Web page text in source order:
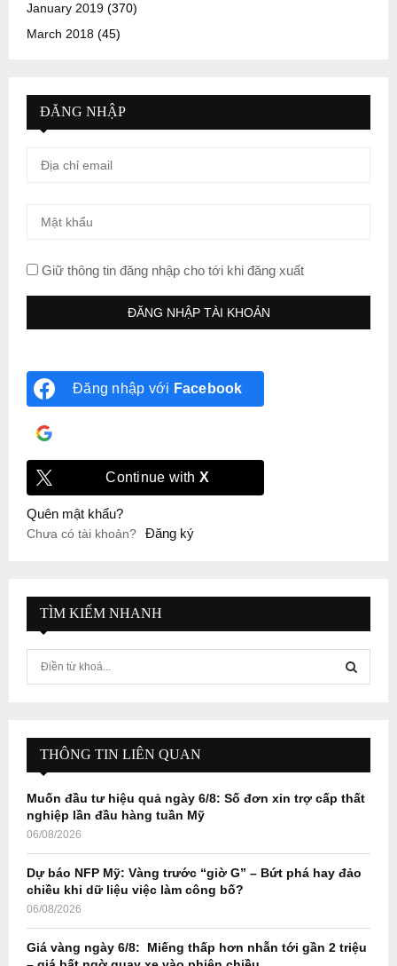
January 2019 (370)
March 2018 (45)
ĐĂNG NHẬP
Giữ thông tin đăng nhập cho tới khi đăng xuất
Đăng nhập với Facebook
Continue with X
Quên mật khẩu?
Chưa có tài khoản? Đăng ký
TÌM KIẾM NHANH
f
r
E
A
H
THÔNG TIN LIÊN QUAN
Muốn đầu tư hiệu quả ngày 6/8: Số đơn xin trợ cấp thất
nghiệp lần đầu hàng tuần Mỹ
06/08/2026
Dự báo NFP Mỹ: Vàng trước “giờ G” – Bứt phá hay đảo
chiều khi dữ liệu việc làm công bố?
06/08/2026
Giá vàng ngày 6/8: Miếng thấp hơn nhẫn tới gần 2 triệu